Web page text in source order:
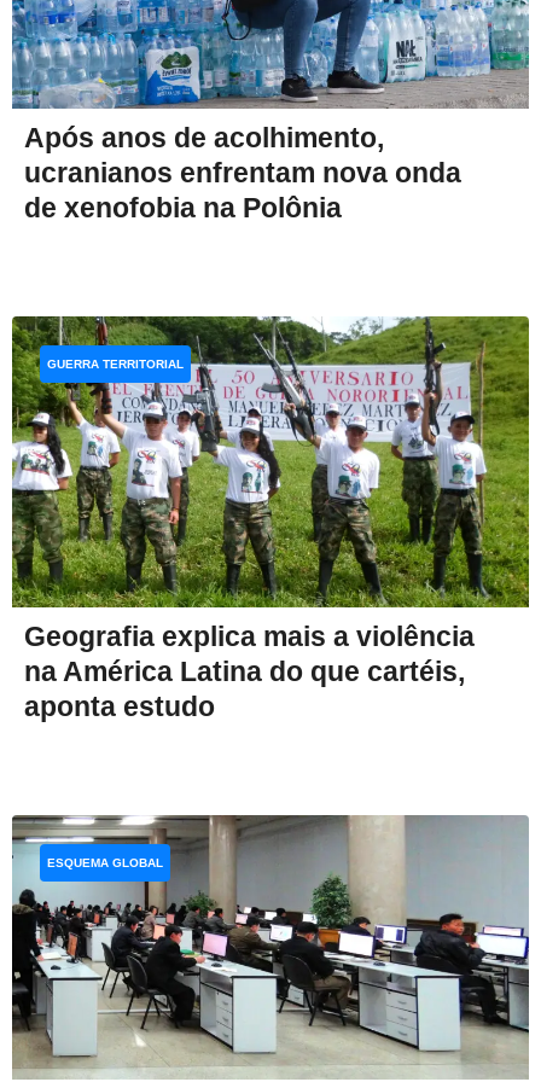
Após anos de acolhimento,
ucranianos enfrentam nova onda
de xenofobia na Polônia
Geografia explica mais a violência
na América Latina do que cartéis,
aponta estudo
GUERRA TERRITORIAL
ESQUEMA GLOBAL